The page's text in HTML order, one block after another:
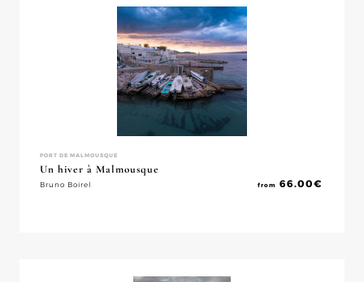
PORT DE MALMOUSQUE
Un hiver à Malmousque
Bruno Boirel from 66.00€